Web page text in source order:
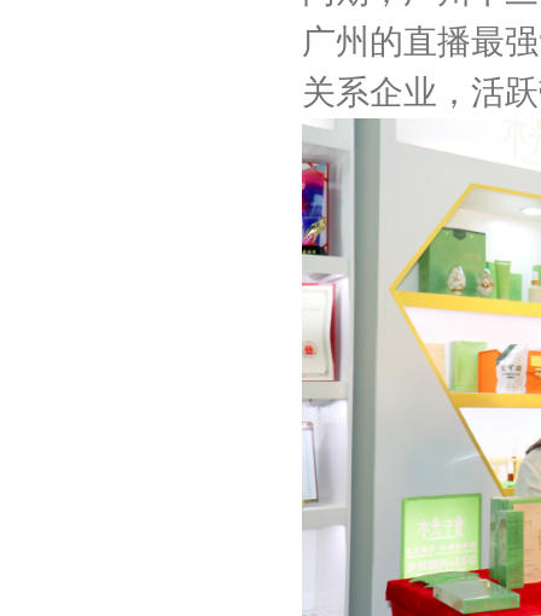
广州的直播最
关系企业，活